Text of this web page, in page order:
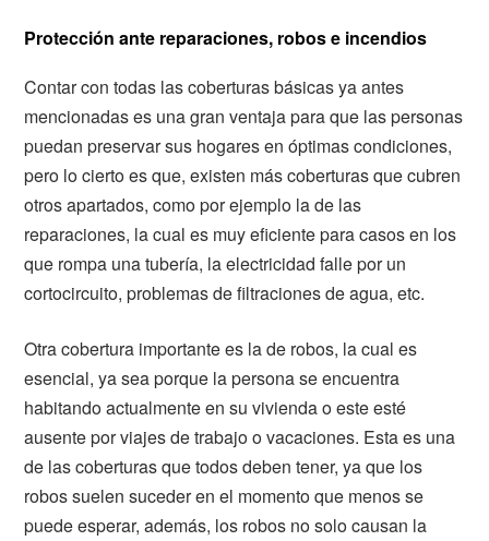
Protección ante reparaciones, robos e incendios
Contar con todas las coberturas básicas ya antes
mencionadas es una gran ventaja para que las personas
puedan preservar sus hogares en óptimas condiciones,
pero lo cierto es que, existen más coberturas que cubren
otros apartados, como por ejemplo la de las
reparaciones, la cual es muy eficiente para casos en los
que rompa una tubería, la electricidad falle por un
cortocircuito, problemas de filtraciones de agua, etc.
Otra cobertura importante es la de robos, la cual es
esencial, ya sea porque la persona se encuentra
habitando actualmente en su vivienda o este esté
ausente por viajes de trabajo o vacaciones. Esta es una
de las coberturas que todos deben tener, ya que los
robos suelen suceder en el momento que menos se
puede esperar, además, los robos no solo causan la